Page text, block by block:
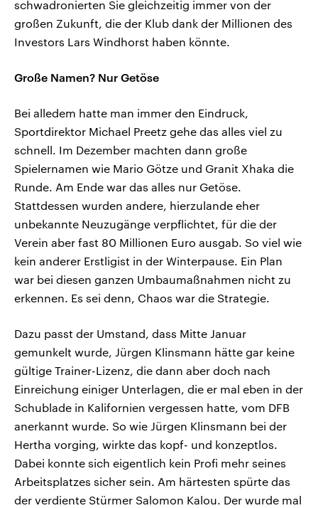
schwadronierten Sie gleichzeitig immer von der
großen Zukunft, die der Klub dank der Millionen des
Investors Lars Windhorst haben könnte.
Große Namen? Nur Getöse
Bei alledem hatte man immer den Eindruck,
Sportdirektor Michael Preetz gehe das alles viel zu
schnell. Im Dezember machten dann große
Spielernamen wie Mario Götze und Granit Xhaka die
Runde. Am Ende war das alles nur Getöse.
Stattdessen wurden andere, hierzulande eher
unbekannte Neuzugänge verpflichtet, für die der
Verein aber fast 80 Millionen Euro ausgab. So viel wie
kein anderer Erstligist in der Winterpause. Ein Plan
war bei diesen ganzen Umbaumaßnahmen nicht zu
erkennen. Es sei denn, Chaos war die Strategie.
Dazu passt der Umstand, dass Mitte Januar
gemunkelt wurde, Jürgen Klinsmann hätte gar keine
gültige Trainer-Lizenz, die dann aber doch nach
Einreichung einiger Unterlagen, die er mal eben in der
Schublade in Kalifornien vergessen hatte, vom DFB
anerkannt wurde. So wie Jürgen Klinsmann bei der
Hertha vorging, wirkte das kopf- und konzeptlos.
Dabei konnte sich eigentlich kein Profi mehr seines
Arbeitsplatzes sicher sein. Am härtesten spürte das
der verdiente Stürmer Salomon Kalou. Der wurde mal